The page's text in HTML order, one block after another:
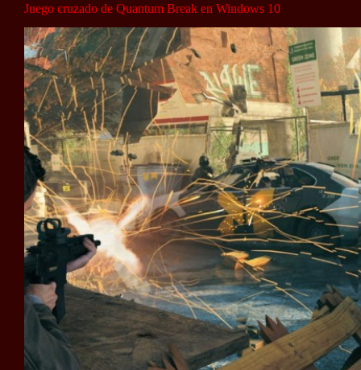
Juego cruzado de Quantum Break en Windows 10